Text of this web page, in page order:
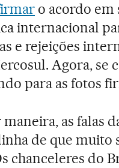
o acordo em
internacional
e rejeições
Agora, se
para as fotos
as falas
de que muito
chanceleres do